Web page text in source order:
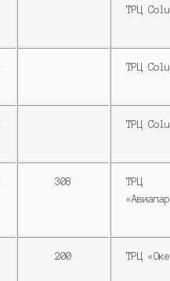
ТРЦ
ТРЦ
ТРЦ
308
ТРЦ
200 ТРЦ